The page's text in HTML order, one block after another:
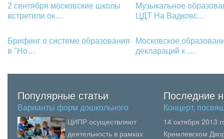
2 сентября московские школы
встретили ок…
Музыкальное
ЦДТ На Вадковс…
Брифинг о системе образования
в "Но…
Московское
деклараций к …
Популярные статьи
Варианты форм дошкольного
обра…
ЦИПР осуществляют
деятельность в рамках
Последние
Концерт,
14 октября 2013
Кремлевском